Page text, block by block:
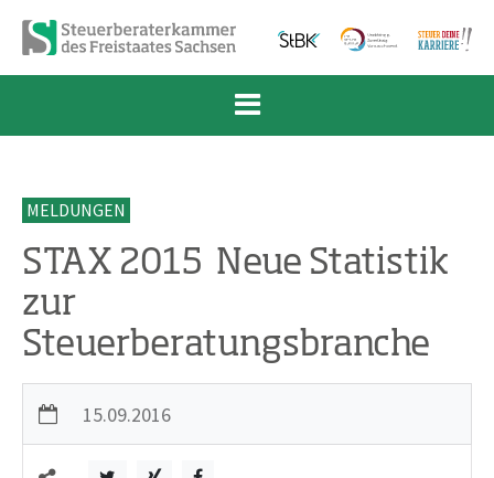
Zum Inhalt springen
Zur Navigation springen
Zum Fußbereich und Kontakt springen
MELDUNGEN
STAX 2015  Neue Statistik
zur
Steuerberatungsbranche
15.09.2016